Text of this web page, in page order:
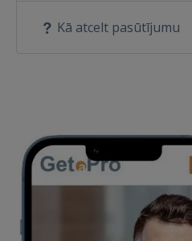
Kā atcelt pasūtījumu